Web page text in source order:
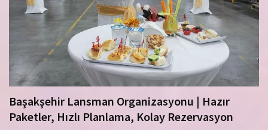
Başakşehir Lansman Organizasyonu | Hazır
Paketler, Hızlı Planlama, Kolay Rezervasyon